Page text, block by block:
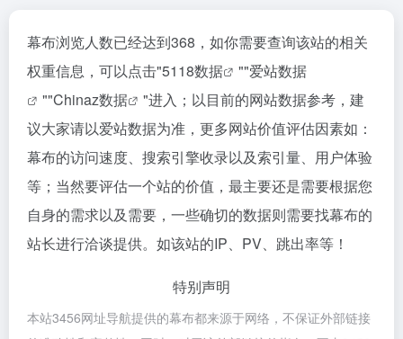
幕布浏览人数已经达到368，如你需要查询该站的相关
权重信息，可以点击"5118数据 ""爱站数据
""Chinaz数据
"进入；以目前的网站数据参考，建
议大家请以爱站数据为准，更多网站价值评估因素如：
幕布的访问速度、搜索引擎收录以及索引量、用户体验
等；当然要评估一个站的价值，最主要还是需要根据您
自身的需求以及需要，一些确切的数据则需要找幕布的
站长进行洽谈提供。如该站的IP、PV、跳出率等！
特别声明
本站3456网址导航提供的幕布都来源于网络，不保证外部链接